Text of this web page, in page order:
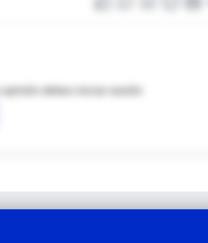
debes iniciar sesión